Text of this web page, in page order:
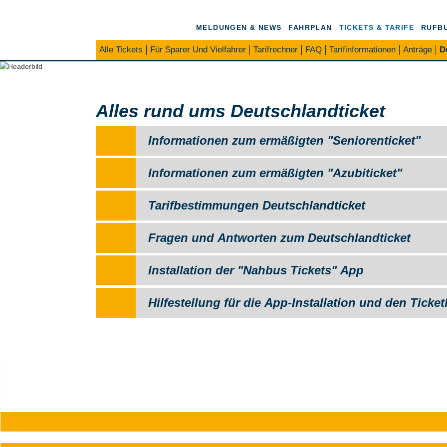
MELDUNGEN & NEWS FAHRPLAN TICKETS & TARIFE
Alle Tickets Für Sparer Und Vielfahrer Tarifrechner FAQ Tarifinformationen Anträge
Alles rund ums Deutschlandticket
Informationen zum ermäßigten "Seniorenticket"
Informationen zum ermäßigten "Azubiticket"
Tarifbestimmungen Deutschlandticket
Fragen und Antworten zum Deutschlandticket
Installation der "Nahbus Tickets" App
Hilfestellung für die App-Installation und den